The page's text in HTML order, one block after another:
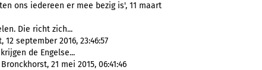
ons iedereen er mee bezig is', 11 maart
Die richt zich...
september 2016, 23:46:57
de Engelse...
21 mei 2015, 06:41:46